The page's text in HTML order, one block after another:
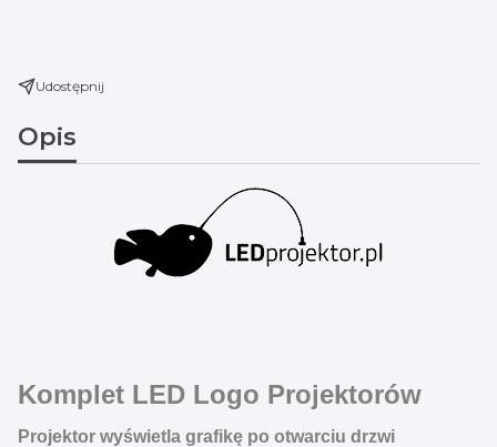
Udostępnij
Opis
Komplet LED Logo Projektorów
Projektor wyświetla grafikę po otwarciu drzwi